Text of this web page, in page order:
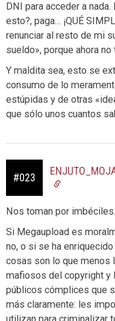
DNI para acceder a
esto?, paga… ¡QUÉ
renunciar al resto de mi
sueldo», porque ahora no
Y maldita sea, esto se
consumo de lo
estúpidas y de otras
que sólo unos cuantos
#023
Nos toman por imbéciles.
Si Megaupload es
no, o si se ha
cosas son lo que menos
mafiosos del copyright y
públicos cómplices que
más claramente: les